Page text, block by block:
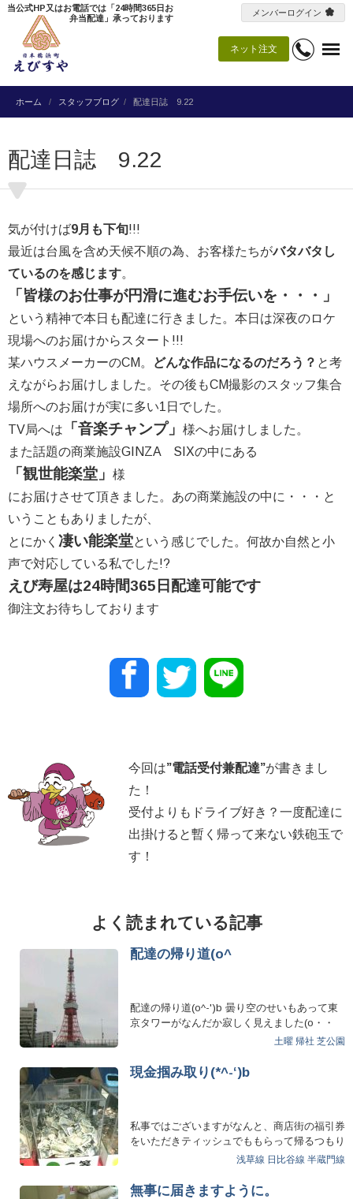
ネット注文
当公式HP又はお電話では「24時間365日お
弁当配達」承っております
メンバーログイン
ホーム スタッフブログ 配達日誌 9.22
配達日誌 9.22
気が付けば9月も下旬!!!
最近は台風を含め天候不順の為、お客様たちがバタバタし
ているのを感じます。
「皆様のお仕事が円滑に進むお手伝いを・・・」
という精神で本日も配達に行きました。本日は深夜のロケ
現場へのお届けからスタート!!!
某ハウスメーカーのCM。
どんな作品になるのだろう？ と考
えながらお届けしました。その後もCM撮影のスタッフ集合
場所へのお届けが実に多い1日でした。
TV局へは
「音楽チャンプ」 様へお届けしました。
また話題の商業施設GINZA SIXの中にある
「観世能楽堂」 様
にお届けさせて頂きました。あの商業施設の中に・・・と
いうこともありましたが、
とにかく 凄い能楽堂という感じでした。何故か自然と小
声で対応している私でした!?
えび寿屋は24時間365日配達可能です
御注文お待ちしております
今回は”電話受付兼配達”が書きまし
た！
受付よりもドライブ好き？一度配達に
出掛けると暫く帰って来ない鉄砲玉で
す！
よく読まれている記事
配達の帰り道(o^
配達の帰り道(o^-')b 曇り空のせいもあって東
京タワーがなんだか寂しく見えました(o・・
土曜 帰社 芝公園
現金掴み取り(*^-‘)b
私事ではございますがなんと、商店街の福引券
をいただきティッシュでももらって帰るつもり
浅草線 日比谷線 半蔵門線
無事に届きますように。